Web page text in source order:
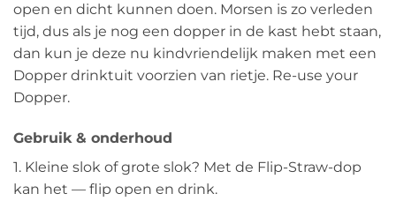
open en dicht kunnen doen. Morsen is zo verleden
tijd, dus als je nog een dopper in de kast hebt staan,
dan kun je deze nu kindvriendelijk maken met een
Dopper drinktuit voorzien van rietje. Re-use your
Dopper.
Gebruik & onderhoud
1. Kleine slok of grote slok? Met de Flip-Straw-dop
kan het — flip open en drink.